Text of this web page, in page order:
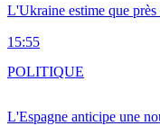
L'Ukraine estime que près
15:55
L'Espagne anticipe une
POLITIQUE